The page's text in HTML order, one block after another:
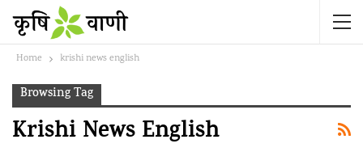
Home krishi news english
Browsing Tag
Krishi News English